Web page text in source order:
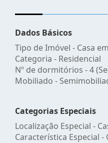
Dados Básicos
Tipo de Imóvel - Casa
Categoria - Residencial
Nº de dormitórios - 4
Mobiliado -
Categorias Especiais
Localização Especial -
Característica Especial -